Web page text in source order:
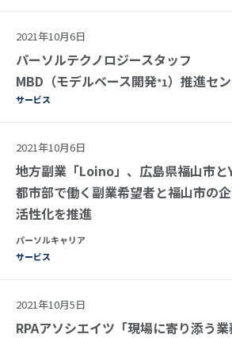
2021年10月6日
パーソルテクノロジースタッフ
MBD（モデルベース開発*1）推進セ
サービス
2021年10月6日
地方副業「Loino」、広島県福山市と
都市部で働く副業希望者と福山市の
活性化を推進
パーソルキャリア
サービス
2021年10月5日
RPAアソシエイツ「現場に寄り添う